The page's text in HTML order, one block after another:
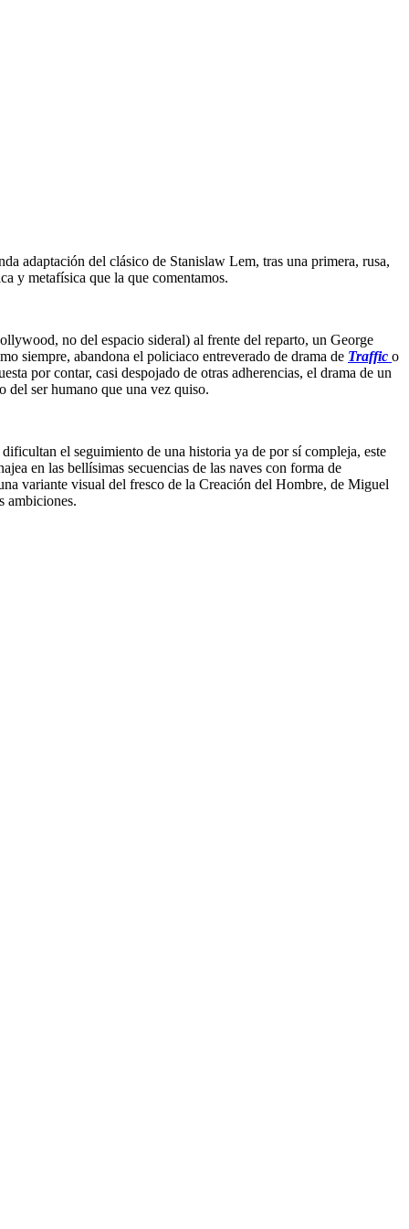
adaptación del clásico de Stanislaw Lem, tras una primera, rusa,
y metafísica que la que comentamos.
no del espacio sideral) al frente del reparto, un George
siempre, abandona el policiaco entreverado de drama de Traffic o
por contar, casi despojado de otras adherencias, el drama de un
del ser humano que una vez quiso.
el seguimiento de una historia ya de por sí compleja, este
en las bellísimas secuencias de las naves con forma de
variante visual del fresco de la Creación del Hombre, de Miguel
ambiciones.